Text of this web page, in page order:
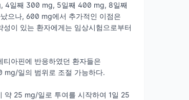
4일째 300 mg, 5일째 400 mg, 8일째
으나, 600 mg에서 추가적인 이점은
이 있는 환자에게는 임상시험으로부터
아핀에 반응하였던 환자들은
mg/일의 범위로 조절 가능하다.
약 25 mg/일로 투여를 시작하여 1일 25